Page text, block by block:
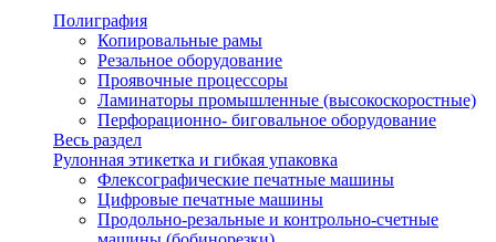
Полиграфия
Копировальные рамы
Резальное оборудование
Проявочные процессоры
Ламинаторы промышленные (высокоскоростные)
Перфорационно- биговальное оборудование
Весь раздел
Рулонная этикетка и гибкая упаковка
Флексографические печатные машины
Цифровые печатные машины
Продольно-резальные и контрольно-счетные